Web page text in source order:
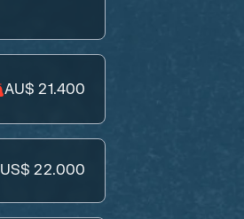
AU$ 21.400
US$ 22.000